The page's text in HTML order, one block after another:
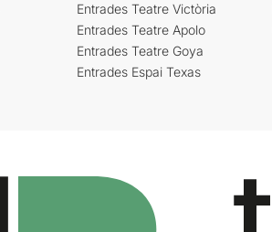
Entrades Teatre Victòria
Entrades Teatre Apolo
Entrades Teatre Goya
Entrades Espai Texas